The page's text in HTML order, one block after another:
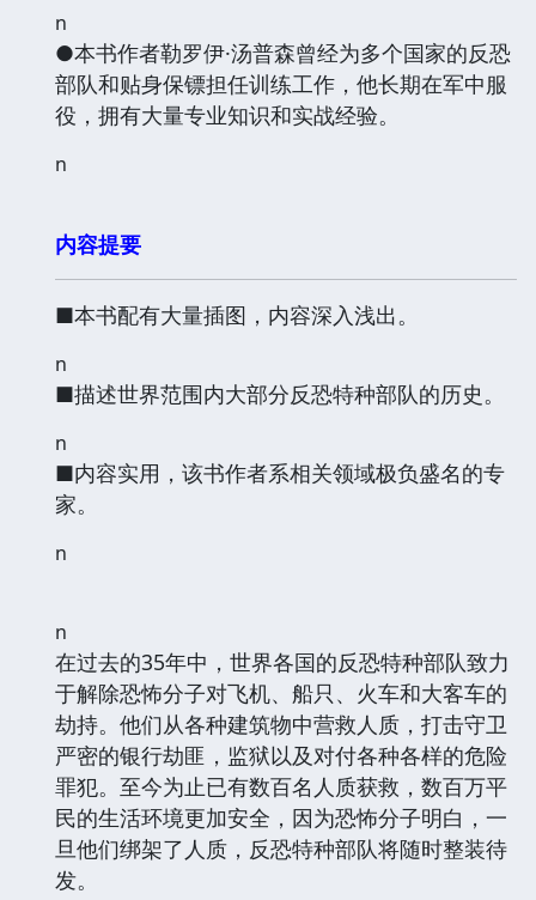
n
●本书作者勒罗伊·汤普森曾经为多个国家的反恐
部队和贴身保镖担任训练工作，他长期在军中服
役，拥有大量专业知识和实战经验。
n
内容提要
■本书配有大量插图，内容深入浅出。
n
■描述世界范围内大部分反恐特种部队的历史。
n
■内容实用，该书作者系相关领域极负盛名的专
家。
n
n
在过去的35年中，世界各国的反恐特种部队致力
于解除恐怖分子对飞机、船只、火车和大客车的
劫持。他们从各种建筑物中营救人质，打击守卫
严密的银行劫匪，监狱以及对付各种各样的危险
罪犯。至今为止已有数百名人质获救，数百万平
民的生活环境更加安全，因为恐怖分子明白，一
旦他们绑架了人质，反恐特种部队将随时整装待
发。